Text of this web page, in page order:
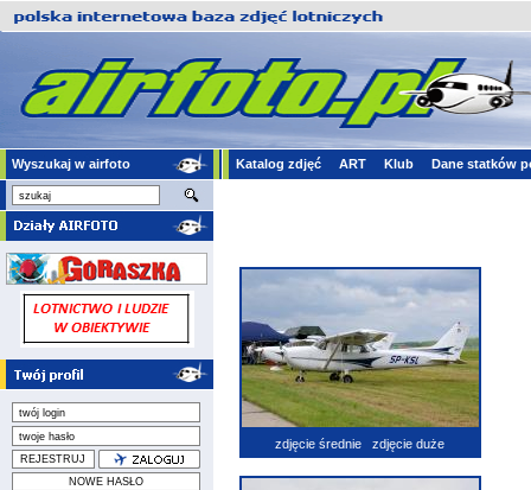
Wyszukaj w airfoto Katalog zdjęć ART Klub Dane statków
zdjęcie średnie zdjęcie duże